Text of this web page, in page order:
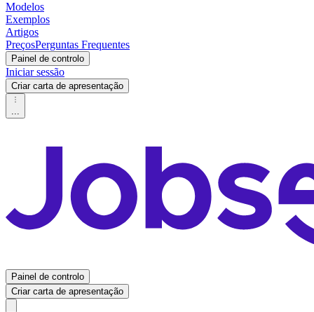
Modelos
Exemplos
Artigos
PreçosPerguntas Frequentes
Painel de controlo
Iniciar sessão
Criar carta de apresentação
...
Painel de controlo
Criar carta de apresentação